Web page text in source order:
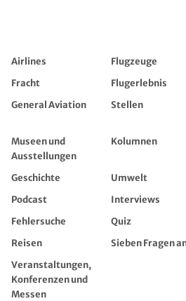
Airlines Flugzeuge
Fracht
Flugerlebnis
General Aviation
Stellen
Museen und
Ausstellungen
Kolumnen
Geschichte Umwelt
Podcast
Interviews
Fehlersuche
Quiz
Reisen
Sieben Fragen
Veranstaltungen,
Konferenzen und
Messen